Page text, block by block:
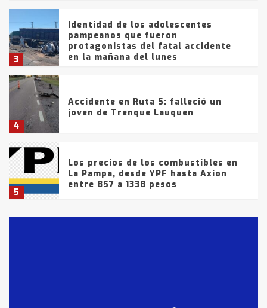
3
Identidad de los adolescentes
pampeanos que fueron
protagonistas del fatal accidente
en la mañana del lunes
4
Accidente en Ruta 5: falleció un
joven de Trenque Lauquen
5
Los precios de los combustibles en
La Pampa, desde YPF hasta Axion
entre 857 a 1338 pesos